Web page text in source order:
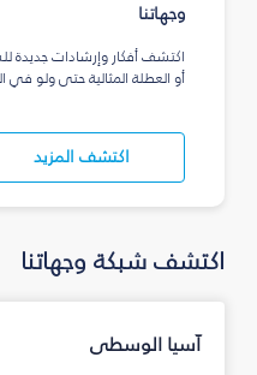
وجهاتنا
اكتشف أفكار وإرشادات جديدة
أو العطلة المثالية حتى ولو في
اكتشف المزيد
اكتشف شبكة وجهاتنا
آسيا الوسطى